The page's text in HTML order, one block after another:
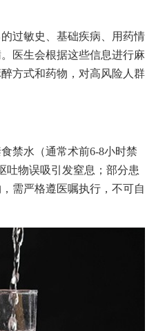
过敏史、基础疾病、用药情
医生会根据这些信息进行麻
方式和药物，对高风险人群
禁水（通常术前6-8小时禁
吐物误吸引发窒息；部分患
需严格遵医嘱执行，不可自